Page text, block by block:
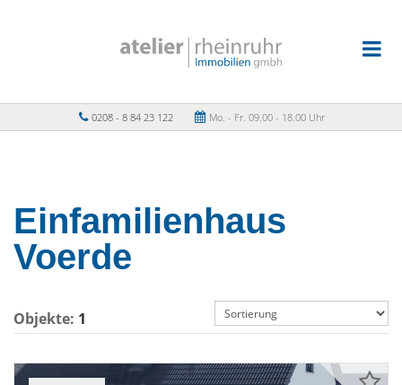
0208 - 8 84 23 122 Mo. - Fr. 09.00 - 18.00 Uhr
Einfamilienhaus
Voerde
Objekte: 1